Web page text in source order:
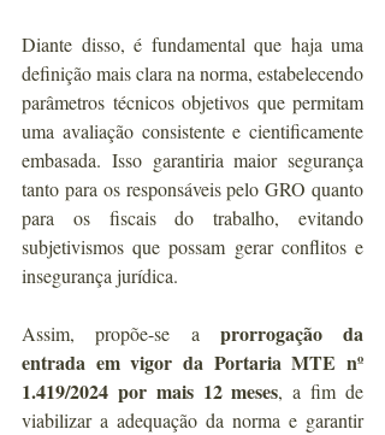
Diante disso, é fundamental que haja uma
definição mais clara na norma, estabelecendo
parâmetros técnicos objetivos que permitam
uma avaliação consistente e cientificamente
embasada. Isso garantiria maior segurança
tanto para os responsáveis pelo GRO quanto
para os fiscais do trabalho, evitando
subjetivismos que possam gerar conflitos e
insegurança jurídica.
Assim, propõe-se a prorrogação da
entrada em vigor da Portaria MTE nº
1.419/2024 por mais 12 meses, a fim de
viabilizar a adequação da norma e garantir